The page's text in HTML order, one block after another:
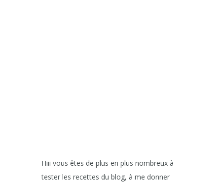
Hiii vous êtes de plus en plus nombreux à
tester les recettes du blog, à me donner